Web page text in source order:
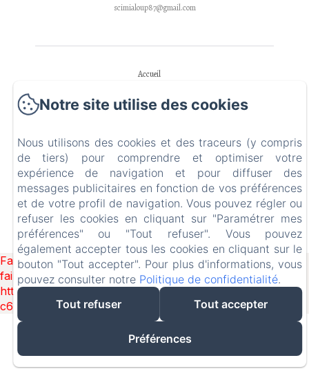
scimialoup87@gmail.com
Accueil
Maison Respiro
La Région
Contact
EN
Créé par Amenitiz
Failed to load BookingEngine/index: Loading chunk 1322
failed. (missing:
https://d1cmur5l0xva3h.cloudfront.net/packs/1322-
c6e932f9d3d27b65-1bf7c4dc6a241241.js)
Notre site utilise des cookies
Nous utilisons des cookies et des traceurs (y compris
de tiers) pour comprendre et optimiser votre
expérience de navigation et pour diffuser des
messages publicitaires en fonction de vos préférences
et de votre profil de navigation. Vous pouvez régler ou
refuser les cookies en cliquant sur "Paramétrer mes
préférences" ou "Tout refuser". Vous pouvez
également accepter tous les cookies en cliquant sur le
bouton "Tout accepter". Pour plus d'informations, vous
pouvez consulter notre Politique de confidentialité.
Tout refuser
Tout accepter
Préférences